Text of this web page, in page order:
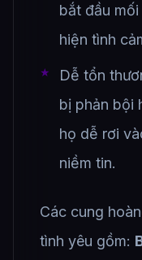
bắt đầu
hiện tình
Dễ tổn
bị phản bội
họ dễ rơi
niềm tin.
Các cung
tình yêu gồm: